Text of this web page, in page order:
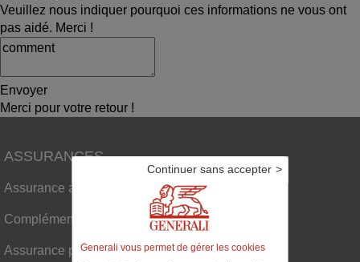
Veuillez nous indiquer pourquoi ces informations ne vous ont
pas aidé. Merci !
Envoyer
Merci pour votre retour !
ASSURANCES
Assurance auto
Complémentaire santé senior
Assurance plaisanceGenerali vous permet de gérer les cookies
Continuer sans accepter